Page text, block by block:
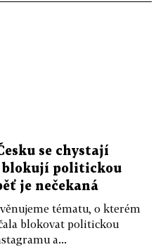
se chystají
blokují politickou
je nečekaná
tématu, o kterém
blokovat politickou
a...